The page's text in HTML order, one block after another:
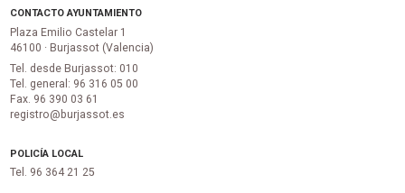
CONTACTO AYUNTAMIENTO
Plaza Emilio Castelar 1
46100 · Burjassot (Valencia)
Tel. desde Burjassot: 010
Tel. general: 96 316 05 00
Fax. 96 390 03 61
registro@burjassot.es
POLICÍA LOCAL
Tel. 96 364 21 25